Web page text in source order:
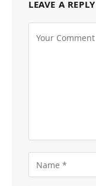
LEAVE A REPLY